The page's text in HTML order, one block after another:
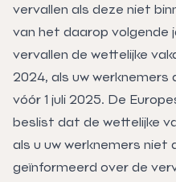
vervallen als deze niet
van het daarop volgende
vervallen de wettelijke
2024, als uw werknemers
vóór 1 juli 2025. De
beslist dat de wettelijke
als u uw werknemers niet
geïnformeerd over de